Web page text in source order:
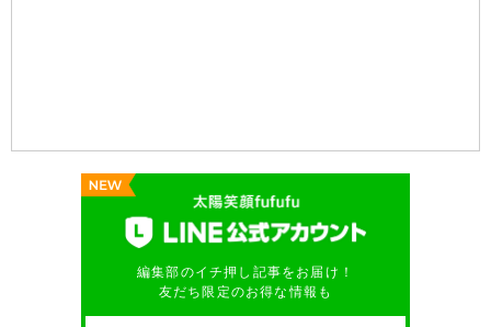
編集部のイチ押し記事をお届け！
友だち限定のお得な情報も